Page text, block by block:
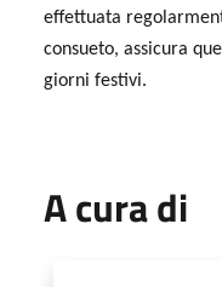
effettuata
consueto, assicura
giorni festivi.
A cura di